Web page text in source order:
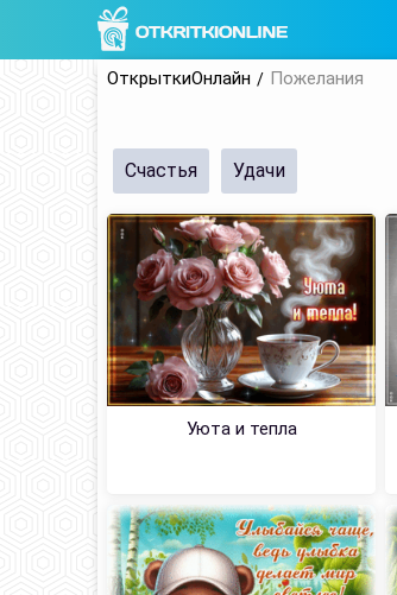
ОткрыткиОнлайн Пожелания
Счастья Удачи
Уюта и тепла